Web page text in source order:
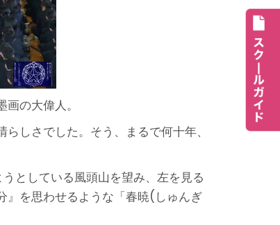
の大偉人。
しさでした。そう、まるで何十年、
としている風頭山を望み、左を見る
』を思わせるような「春暁(しゅんぎ